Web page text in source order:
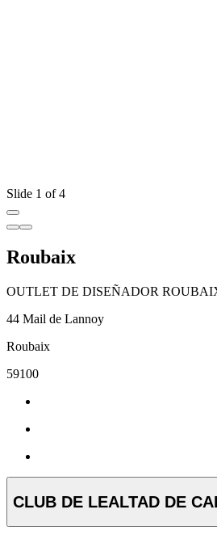
Slide 1 of 4
Roubaix
OUTLET DE DISEÑADOR
44 Mail de Lannoy
Roubaix
59100
CLUB DE LEALTAD DE